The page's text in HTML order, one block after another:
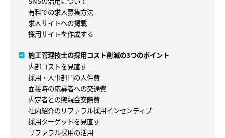
有料での求人募集方法
求人サイトへの掲載
採用サイトを作成する
施工管理技士の採用コスト削減の3つのポイント
内部コストを見直す
採用・人事部門の人件費
面接時の応募者への交通費
内定者との懇親会交際費
社内紹介のリファラル採用インセンティブ
採用ターゲットを見直す
リファラル採用の活用